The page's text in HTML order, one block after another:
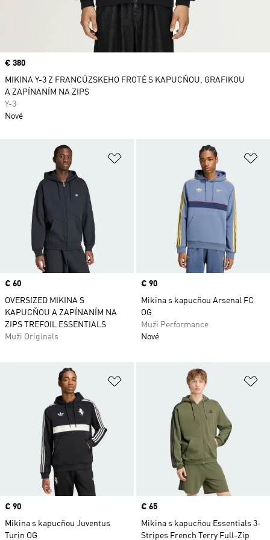
Pridať do zoznamu želaných
Price
€ 60
OVERSIZED MIKINA S
KAPUCŇOU A ZAPÍNANÍM NA
ZIPS TREFOIL ESSENTIALS
Muži Originals
Price
€ 90
Mikina s kapucňou Arsenal FC
OG
Muži Performance
Nové
Pridať do zoznamu želaných
Price
€ 90
Mikina s kapucňou Juventus
Turin OG
Price
€ 65
Mikina s kapucňou Essentials 3-
Stripes French Terry Full-Zip
Price
€ 380
MIKINA Y-3 Z FRANCÚZSKEHO FROTÉ S KAPUCŇOU, GRAFIKOU
A ZAPÍNANÍM NA ZIPS
Y-3
Nové